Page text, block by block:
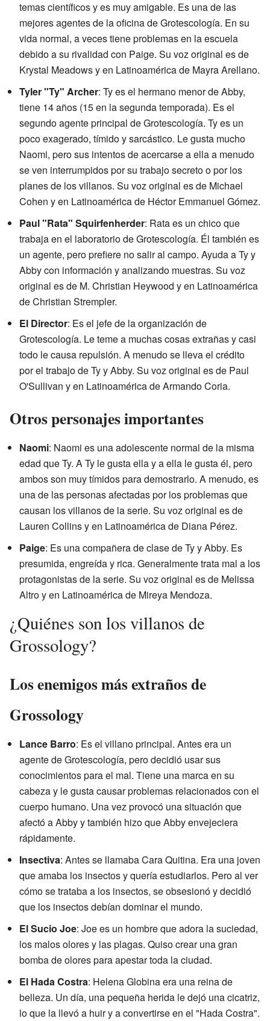
temas científicos y es muy amigable. Es una de las
mejores agentes de la oficina de Grotescología. En su
vida normal, a veces tiene problemas en la escuela
debido a su rivalidad con Paige. Su voz original es de
Krystal Meadows y en Latinoamérica de Mayra Arellano.
Tyler "Ty" Archer: Ty es el hermano menor de Abby,
tiene 14 años (15 en la segunda temporada). Es el
segundo agente principal de Grotescología. Ty es un
poco exagerado, tímido y sarcástico. Le gusta mucho
Naomi, pero sus intentos de acercarse a ella a menudo
se ven interrumpidos por su trabajo secreto o por los
planes de los villanos. Su voz original es de Michael
Cohen y en Latinoamérica de Héctor Emmanuel Gómez.
Paul "Rata" Squirfenherder: Rata es un chico que
trabaja en el laboratorio de Grotescología. Él también es
un agente, pero prefiere no salir al campo. Ayuda a Ty y
Abby con información y analizando muestras. Su voz
original es de M. Christian Heywood y en Latinoamérica
de Christian Strempler.
El Director: Es el jefe de la organización de
Grotescología. Le teme a muchas cosas extrañas y casi
todo le causa repulsión. A menudo se lleva el crédito
por el trabajo de Ty y Abby. Su voz original es de Paul
O'Sullivan y en Latinoamérica de Armando Coria.
Otros personajes importantes
Naomi: Naomi es una adolescente normal de la misma
edad que Ty. A Ty le gusta ella y a ella le gusta él, pero
ambos son muy tímidos para demostrarlo. A menudo, es
una de las personas afectadas por los problemas que
causan los villanos de la serie. Su voz original es de
Lauren Collins y en Latinoamérica de Diana Pérez.
Paige: Es una compañera de clase de Ty y Abby. Es
presumida, engreída y rica. Generalmente trata mal a los
protagonistas de la serie. Su voz original es de Melissa
Altro y en Latinoamérica de Mireya Mendoza.
¿Quiénes son los villanos de
Grossology?
Los enemigos más extraños de
Grossology
Lance Barro: Es el villano principal. Antes era un
agente de Grotescología, pero decidió usar sus
conocimientos para el mal. Tiene una marca en su
cabeza y le gusta causar problemas relacionados con el
cuerpo humano. Una vez provocó una situación que
afectó a Abby y también hizo que Abby envejeciera
rápidamente.
Insectiva: Antes se llamaba Cara Quitina. Era una joven
que amaba los insectos y quería estudiarlos. Pero al ver
cómo se trataba a los insectos, se obsesionó y decidió
que los insectos debían dominar el mundo.
El Sucio Joe: Joe es un hombre que adora la suciedad,
los malos olores y las plagas. Quiso crear una gran
bomba de olores para apestar toda la ciudad.
El Hada Costra: Helena Globina era una reina de
belleza. Un día, una pequeña herida le dejó una cicatriz,
lo que la llevó a huir y a convertirse en el "Hada Costra".